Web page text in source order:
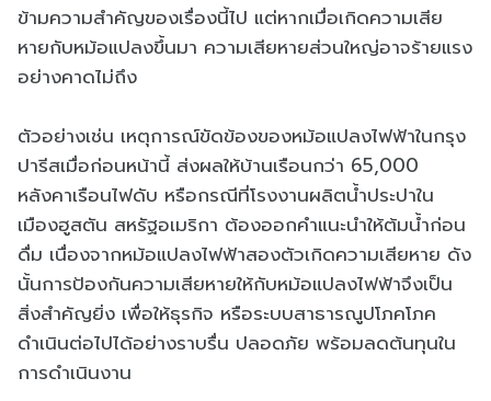
ข้ามความสำคัญของเรื่องนี้ไป แต่หากเมื่อเกิดความเสีย
หายกับหม้อแปลงขึ้นมา ความเสียหายส่วนใหญ่อาจร้ายแรง
อย่างคาดไม่ถึง
ตัวอย่างเช่น เหตุการณ์ขัดข้องของหม้อแปลงไฟฟ้าในกรุง
ปารีสเมื่อก่อนหน้านี้ ส่งผลให้บ้านเรือนกว่า 65,000
หลังคาเรือนไฟดับ หรือกรณีที่โรงงานผลิตน้ำประปาใน
เมืองฮูสตัน สหรัฐอเมริกา ต้องออกคำแนะนำให้ต้มน้ำก่อน
ดื่ม เนื่องจากหม้อแปลงไฟฟ้าสองตัวเกิดความเสียหาย ดัง
นั้นการป้องกันความเสียหายให้กับหม้อแปลงไฟฟ้าจึงเป็น
สิ่งสำคัญยิ่ง เพื่อให้ธุรกิจ หรือระบบสาธารณูปโภคโภค
ดำเนินต่อไปได้อย่างราบรื่น ปลอดภัย พร้อมลดต้นทุนใน
การดำเนินงาน